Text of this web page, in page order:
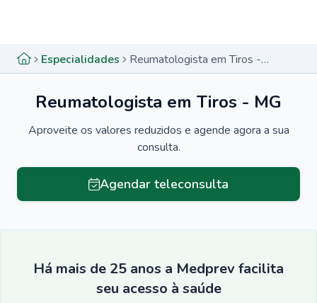
Especialidades Reumatologista em Tiros - MG
Reumatologista em Tiros - MG
Aproveite os valores reduzidos e agende agora a sua
consulta.
Agendar teleconsulta
Há mais de 25 anos a Medprev facilita
seu acesso à saúde